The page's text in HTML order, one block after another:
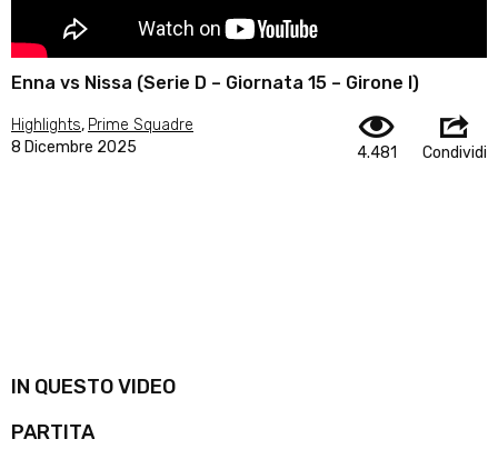
Enna vs Nissa (Serie D – Giornata 15 – Girone I)
Highlights, Prime Squadre
8 Dicembre 2025
4.481 Condividi
IN QUESTO VIDEO
PARTITA